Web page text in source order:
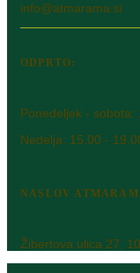
info@atmarama.si
ODPRTO:
Ponedeljek - sobota:
Nedelja: 15.00 -
NASLOV
Žibertova ulica 27,